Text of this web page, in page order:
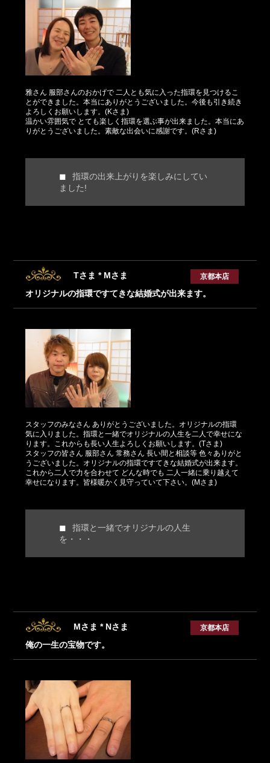
雅さん 服部さんのおかげで 二人とも気に入った指環を見つけるこ
とができました。本当にありがとうございました。今後も引き続き
よろしくお願いします。(Kさま)
温かい雰囲気で とても楽しく指環を選ぶ事が出来ました。本当にあ
りがとうございました。素敵な出会いに感謝です。(Rさま)
指環の出来上がりを楽しみにしてい
ました!
Tさま * Mさま
オリジナルの指環ですてきな結婚式が出来ます。
京都本店
スタッフのみなさん ありがとうございました。オリジナルの指環
気に入りました。指環と一緒でオリジナルの人生を二人で幸せにな
ります。これからも長い人生よろしくお願いします。(Tさま)
スタッフの皆さん 服部さん 常務さん 長い間と相談等 色々ありがと
うございました。オリジナルの指環ですてきな結婚式が出来ます。
これから二人で力を合わせて どんな時でも 二人一緒に乗り越えて
幸せになります。皆様暖かく見守っていて下さい。(Mさま)
指環と一緒でオリジナルの人生
を・・・
Mさま * Nさま
俺の一生の宝物です。
京都本店